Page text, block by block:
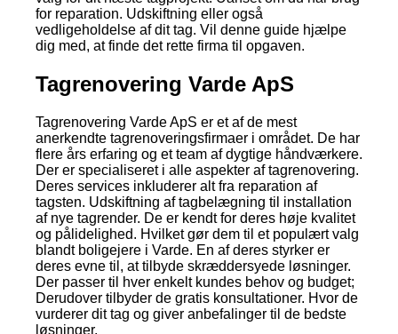
for reparation. Udskiftning eller også
vedligeholdelse af dit tag. Vil denne guide hjælpe
dig med, at finde det rette firma til opgaven.
Tagrenovering Varde ApS
Tagrenovering Varde ApS er et af de mest
anerkendte tagrenoveringsfirmaer i området. De har
flere års erfaring og et team af dygtige håndværkere.
Der er specialiseret i alle aspekter af tagrenovering.
Deres services inkluderer alt fra reparation af
tagsten. Udskiftning af tagbelægning til installation
af nye tagrender. De er kendt for deres høje kvalitet
og pålidelighed. Hvilket gør dem til et populært valg
blandt boligejere i Varde. En af deres styrker er
deres evne til, at tilbyde skræddersyede løsninger.
Der passer til hver enkelt kundes behov og budget;
Derudover tilbyder de gratis konsultationer. Hvor de
vurderer dit tag og giver anbefalinger til de bedste
løsninger.